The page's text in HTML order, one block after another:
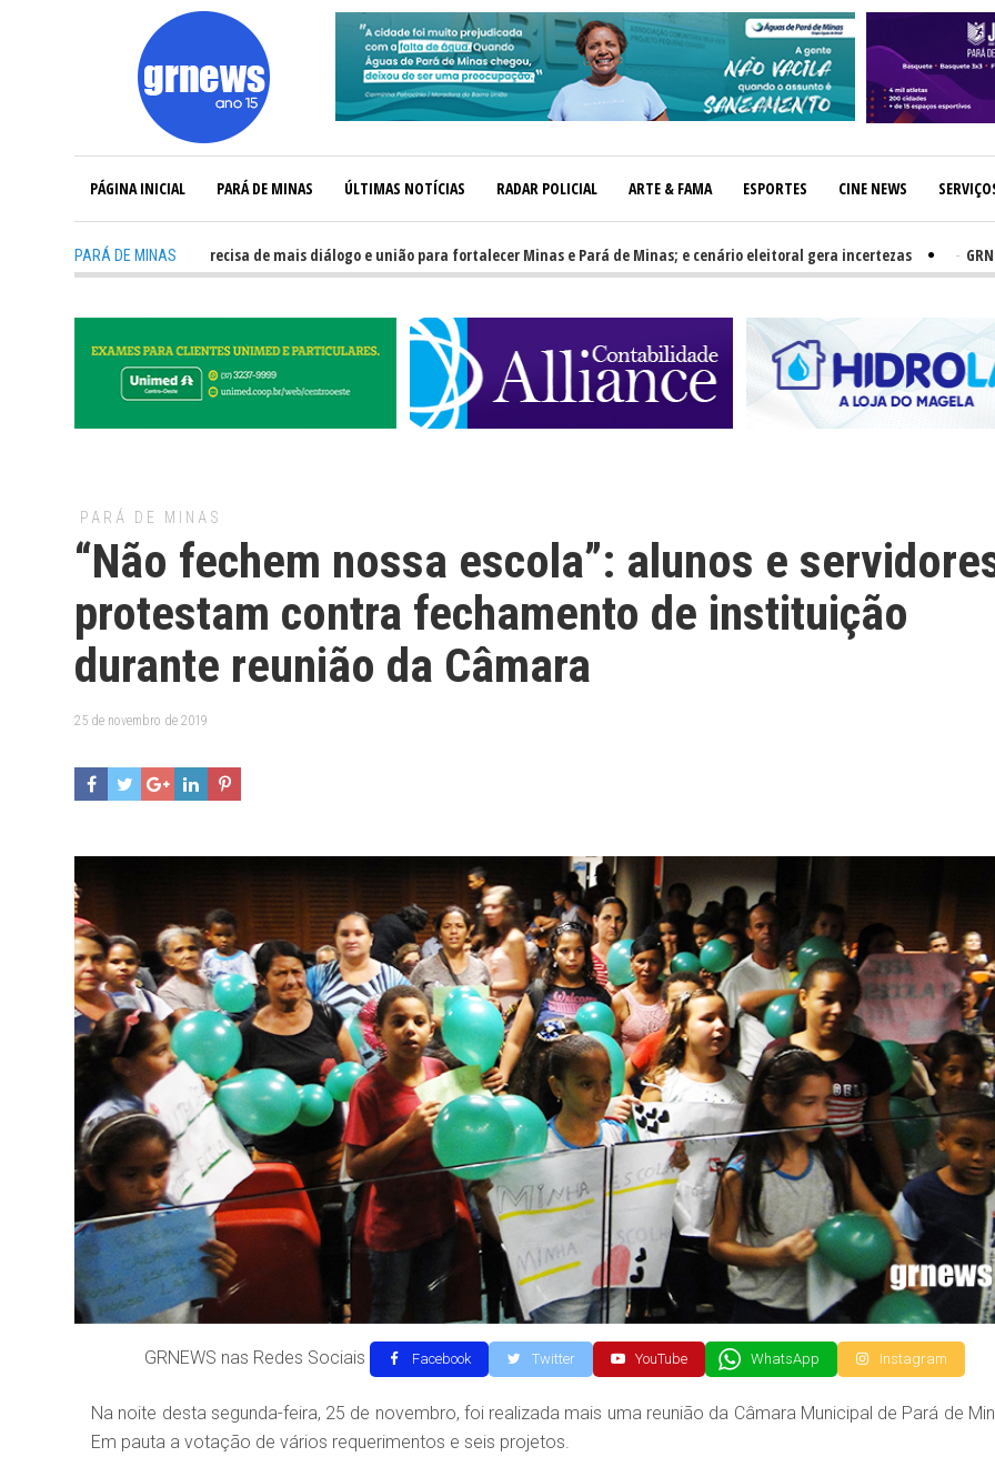
PÁGINA INICIAL PARÁ DE MINAS ÚLTIMAS NOTÍCIAS RADAR POLICIAL ARTE & FAMA ESPORTES CINE NEWS
PARÁ DE MINAS
TV: Política precisa de mais diálogo e união para fortalecer Minas e Pará de Minas; e cenário eleitoral gera incertezas - GRNEWS TV:
PARÁ DE MINAS
“Não fechem nossa escola”: alunos e
protestam contra fechamento de instituição
durante reunião da Câmara
25 de novembro de 2019
GRNEWS nas Redes Sociais Facebook Twitter YouTube WhatsApp Instagram
Na noite desta segunda-feira, 25 de novembro, foi realizada mais uma reunião da Câmara Municipal de Pará de
Em pauta a votação de vários requerimentos e seis projetos.